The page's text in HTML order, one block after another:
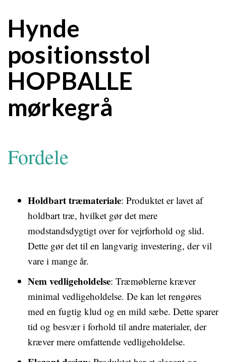
Hynde
positionsstol
HOPBALLE
mørkegrå
Fordele
Holdbart træmateriale: Produktet er lavet af
holdbart træ, hvilket gør det mere
modstandsdygtigt over for vejrforhold og slid.
Dette gør det til en langvarig investering, der vil
vare i mange år.
Nem vedligeholdelse: Træmøblerne kræver
minimal vedligeholdelse. De kan let rengøres
med en fugtig klud og en mild sæbe. Dette sparer
tid og besvær i forhold til andre materialer, der
kræver mere omfattende vedligeholdelse.